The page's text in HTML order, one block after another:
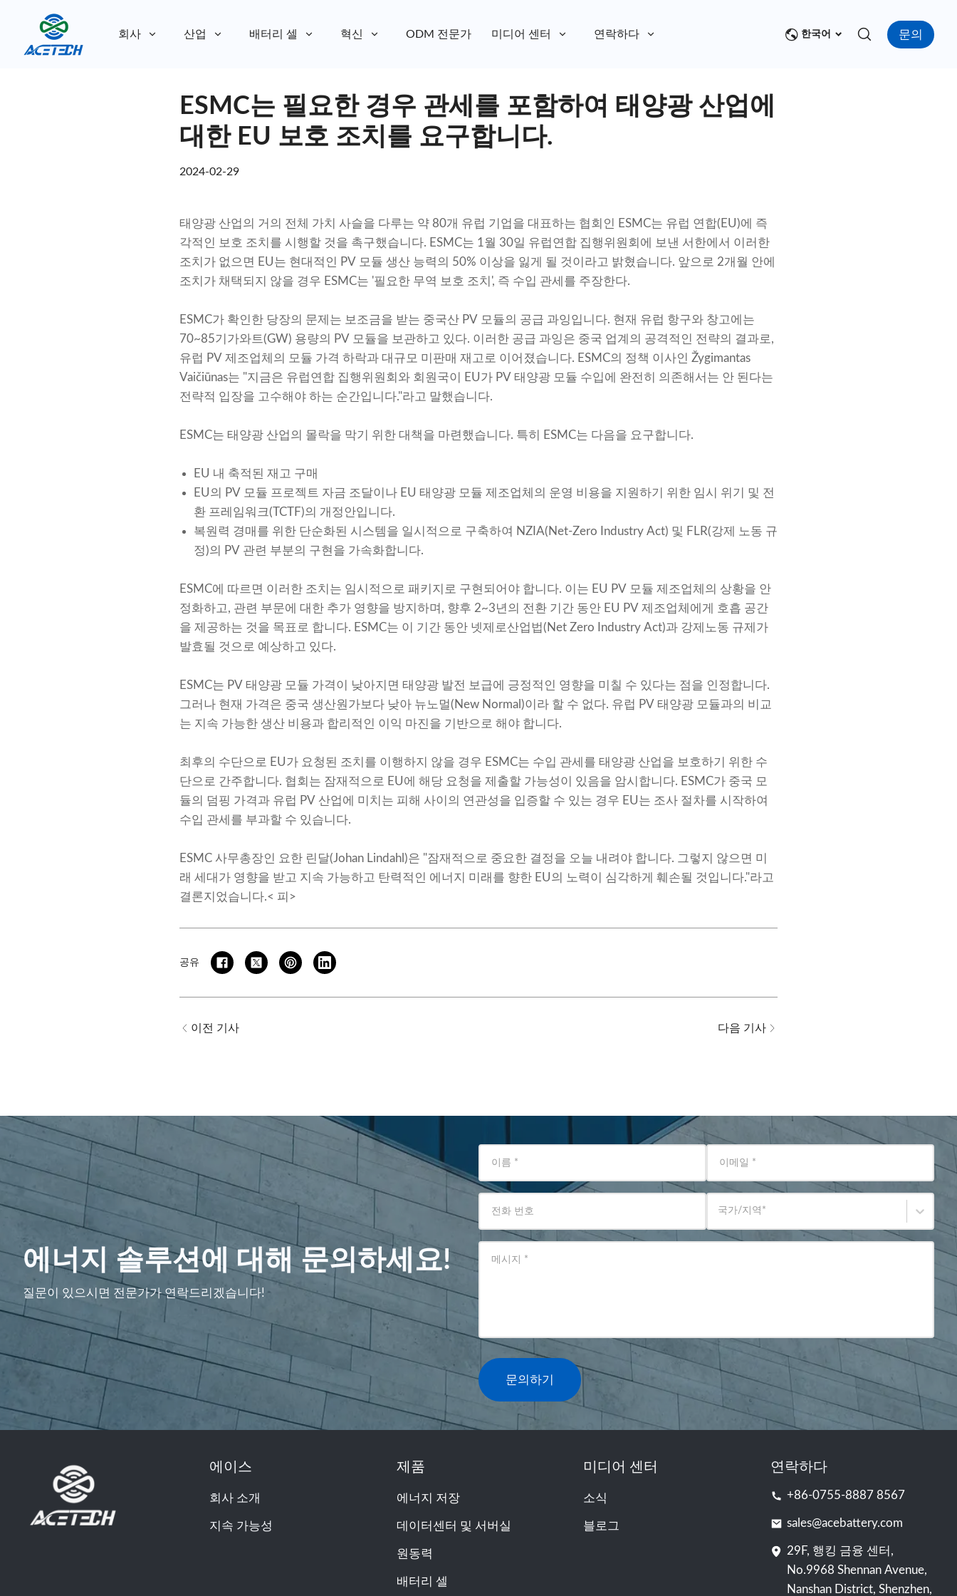
회사 산업 배터리 셀 혁신 ODM 전문가 미디어 센터 연락하다 한국어 문의
ESMC는 필요한 경우 관세를 포함하여 태양광 산업에
대한 EU 보호 조치를 요구합니다.
2024-02-29
태양광 산업의 거의 전체 가치 사슬을 다루는 약 80개 유럽 기업을 대표하는 협회인 ESMC는 유럽 연합(EU)에 즉
각적인 보호 조치를 시행할 것을 촉구했습니다. ESMC는 1월 30일 유럽연합 집행위원회에 보낸 서한에서 이러한
조치가 없으면 EU는 현대적인 PV 모듈 생산 능력의 50% 이상을 잃게 될 것이라고 밝혔습니다. 앞으로 2개월 안에
조치가 채택되지 않을 경우 ESMC는 '필요한 무역 보호 조치', 즉 수입 관세를 주장한다.
ESMC가 확인한 당장의 문제는 보조금을 받는 중국산 PV 모듈의 공급 과잉입니다. 현재 유럽 항구와 창고에는
70~85기가와트(GW) 용량의 PV 모듈을 보관하고 있다. 이러한 공급 과잉은 중국 업계의 공격적인 전략의 결과로,
유럽 PV 제조업체의 모듈 가격 하락과 대규모 미판매 재고로 이어졌습니다. ESMC의 정책 이사인 Žygimantas
Vaičiūnas는 "지금은 유럽연합 집행위원회와 회원국이 EU가 PV 태양광 모듈 수입에 완전히 의존해서는 안 된다는
전략적 입장을 고수해야 하는 순간입니다."라고 말했습니다.
ESMC는 태양광 산업의 몰락을 막기 위한 대책을 마련했습니다. 특히 ESMC는 다음을 요구합니다.
EU 내 축적된 재고 구매
EU의 PV 모듈 프로젝트 자금 조달이나 EU 태양광 모듈 제조업체의 운영 비용을 지원하기 위한 임시 위기 및 전
환 프레임워크(TCTF)의 개정안입니다.
복원력 경매를 위한 단순화된 시스템을 일시적으로 구축하여 NZIA(Net-Zero Industry Act) 및 FLR(강제 노동 규
정)의 PV 관련 부분의 구현을 가속화합니다.
ESMC에 따르면 이러한 조치는 임시적으로 패키지로 구현되어야 합니다. 이는 EU PV 모듈 제조업체의 상황을 안
정화하고, 관련 부문에 대한 추가 영향을 방지하며, 향후 2~3년의 전환 기간 동안 EU PV 제조업체에게 호흡 공간
을 제공하는 것을 목표로 합니다. ESMC는 이 기간 동안 넷제로산업법(Net Zero Industry Act)과 강제노동 규제가
발효될 것으로 예상하고 있다.
ESMC는 PV 태양광 모듈 가격이 낮아지면 태양광 발전 보급에 긍정적인 영향을 미칠 수 있다는 점을 인정합니다.
그러나 현재 가격은 중국 생산원가보다 낮아 뉴노멀(New Normal)이라 할 수 없다. 유럽 ​​PV 태양광 모듈과의 비교
는 지속 가능한 생산 비용과 합리적인 이익 마진을 기반으로 해야 합니다.
최후의 수단으로 EU가 요청된 조치를 이행하지 않을 경우 ESMC는 수입 관세를 태양광 산업을 보호하기 위한 수
단으로 간주합니다. 협회는 잠재적으로 EU에 해당 요청을 제출할 가능성이 있음을 암시합니다. ESMC가 중국 모
듈의 덤핑 가격과 유럽 PV 산업에 미치는 피해 사이의 연관성을 입증할 수 있는 경우 EU는 조사 절차를 시작하여
수입 관세를 부과할 수 있습니다.
ESMC 사무총장인 요한 린달(Johan Lindahl)은 "잠재적으로 중요한 결정을 오늘 내려야 합니다. 그렇지 않으면 미
래 세대가 영향을 받고 지속 가능하고 탄력적인 에너지 미래를 향한 EU의 노력이 심각하게 훼손될 것입니다."라고
결론지었습니다.< 피>
공유
이전 기사 다음 기사
에너지 솔루션에 대해 문의하세요!
질문이 있으시면 전문가가 연락드리겠습니다!
이름 * 이메일 *
전화 번호 국가/지역 *
메시지 *
문의하기
에이스
회사 소개
지속 가능성
제품
에너지 저장
데이터센터 및 서버실
원동력
배터리 셀
미디어 센터
소식
블로그
연락하다
+86-0755-8887 8567
sales@acebattery.com
29F, 행킹 금융 센터,
No.9968 Shennan Avenue,
Nanshan District, Shenzhen,